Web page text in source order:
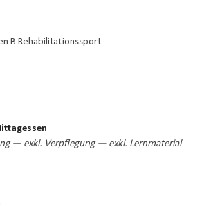
B Rehabilitationssport
— exkl. Verpflegung — exkl. Lernmaterial